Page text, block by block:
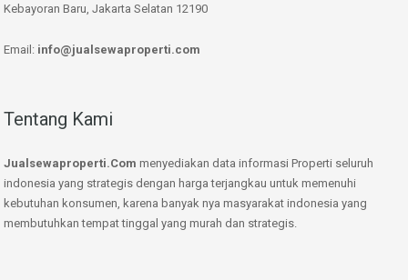
Kebayoran Baru, Jakarta Selatan 12190
Email: info@jualsewaproperti.com
Tentang Kami
Jualsewaproperti.Com menyediakan data informasi Properti seluruh
indonesia yang strategis dengan harga terjangkau untuk memenuhi
kebutuhan konsumen, karena banyak nya masyarakat indonesia yang
membutuhkan tempat tinggal yang murah dan strategis.